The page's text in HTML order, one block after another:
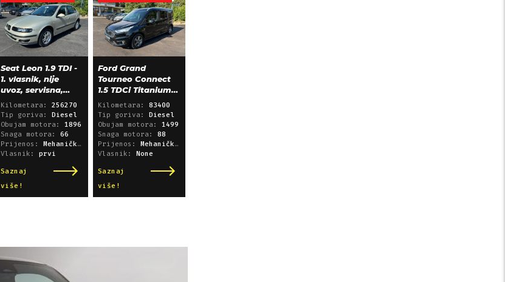
Ford Grand
Tourneo Connect
1.5 TDCi Titanium
L2 - panorama,
navigacija
Kilometara: 83400
Tip goriva:
Diesel
Obujam motora: 1499
Snaga motora: 88
Prijenos:
Mehanički mjenjač
Vlasnik:
None
Saznaj
više!
Seat Leon 1.9 TDI -
1. vlasnik, nije
uvoz, servisna,
klima, alu 15"
Kilometara: 256270
Tip goriva:
Diesel
Obujam motora: 1896
Snaga motora: 66
Prijenos:
Mehanički mjenjač
Vlasnik: prvi
Saznaj
više!